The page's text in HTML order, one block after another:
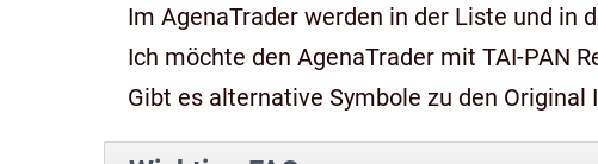
Im AgenaTrader werden in der Liste und in
Ich möchte den AgenaTrader mit TAI-PAN
Gibt es alternative Symbole zu den Original